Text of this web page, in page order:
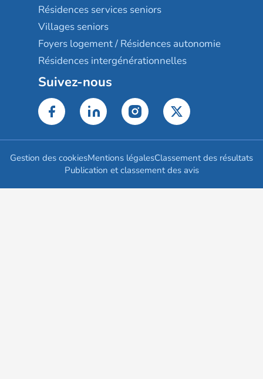
Résidences services seniors
Villages seniors
Foyers logement / Résidences autonomie
Résidences intergénérationnelles
Suivez-nous
Gestion des cookiesMentions légalesClassement des résultats
Publication et classement des avis